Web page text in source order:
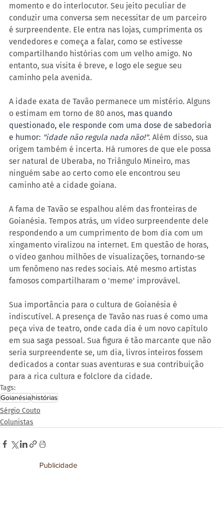
momento e do interlocutor. Seu jeito peculiar de
conduzir uma conversa sem necessitar de um parceiro
é surpreendente. Ele entra nas lojas, cumprimenta os
vendedores e começa a falar, como se estivesse
compartilhando histórias com um velho amigo. No
entanto, sua visita é breve, e logo ele segue seu
caminho pela avenida.
A idade exata de Tavão permanece um mistério. Alguns
o estimam em torno de 80 anos, mas quando
questionado, ele responde com uma dose de sabedoria
e humor: "idade não regula nada não!". Além disso, sua
origem também é incerta. Há rumores de que ele possa
ser natural de Uberaba, no Triângulo Mineiro, mas
ninguém sabe ao certo como ele encontrou seu
caminho até a cidade goiana.
A fama de Tavão se espalhou além das fronteiras de
Goianésia. Tempos atrás, um vídeo surpreendente dele
respondendo a um cumprimento de bom dia com um
xingamento viralizou na internet. Em questão de horas,
o vídeo ganhou milhões de visualizações, tornando-se
um fenômeno nas redes sociais. Até mesmo artistas
famosos compartilharam o 'meme' improvável.
Sua importância para o cultura de Goianésia é
indiscutível. A presença de Tavão nas ruas é como uma
peça viva de teatro, onde cada dia é um novo capítulo
em sua saga pessoal. Sua figura é tão marcante que não
seria surpreendente se, um dia, livros inteiros fossem
dedicados a contar suas aventuras e sua contribuição
para a rica cultura e folclore da cidade.
Tags:
Goianésiahistórias
Sérgio Couto
Colunistas
Publicidade